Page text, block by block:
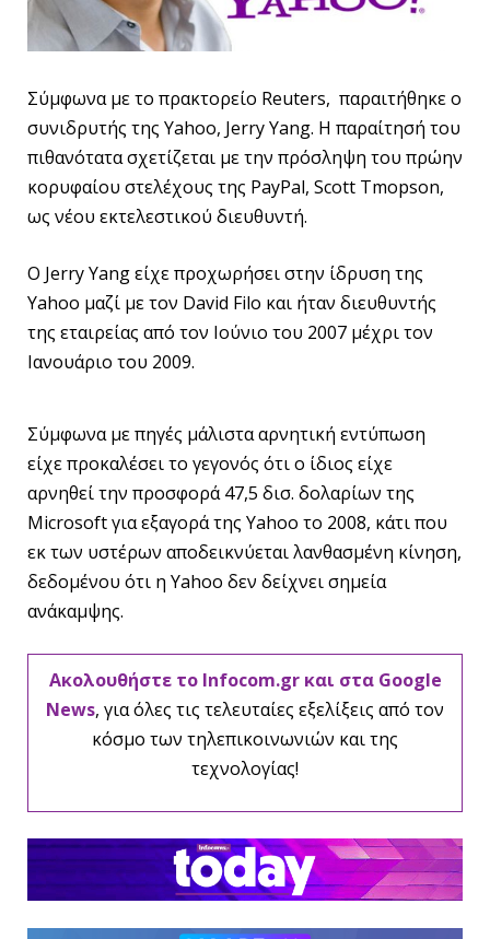
Σύμφωνα με το πρακτορείο Reuters, παραιτήθηκε ο
συνιδρυτής της Yahoo, Jerry Yang. Η παραίτησή του
πιθανότατα σχετίζεται με την πρόσληψη του πρώην
κορυφαίου στελέχους της PayPal, Scott Tmopson,
ως νέου εκτελεστικού διευθυντή.
Ο Jerry Yang είχε προχωρήσει στην ίδρυση της
Yahoo μαζί με τον David Filo και ήταν διευθυντής
της εταιρείας από τον Ιούνιο του 2007 μέχρι τον
Ιανουάριο του 2009.
Σύμφωνα με πηγές μάλιστα αρνητική εντύπωση
είχε προκαλέσει το γεγονός ότι ο ίδιος είχε
αρνηθεί την προσφορά 47,5 δισ. δολαρίων της
Microsoft για εξαγορά της Yahoo το 2008, κάτι που
εκ των υστέρων αποδεικνύεται λανθασμένη κίνηση,
δεδομένου ότι η Yahoo δεν δείχνει σημεία
ανάκαμψης.
Ακολουθήστε το Infocom.gr και στα Google
News, για όλες τις τελευταίες εξελίξεις από τον
κόσμο των τηλεπικοινωνιών και της
τεχνολογίας!